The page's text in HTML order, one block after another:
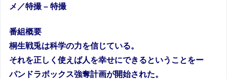
メ／特撮 – 特撮
番組概要
桐生戦兎は科学の力を信じている。
それを正しく使えば人を幸せにできるということをー
パンドラボックス強奪計画が開始された。